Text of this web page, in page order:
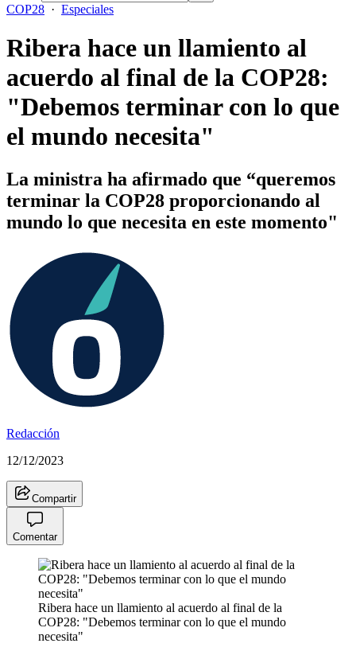
COP28 · Especiales
Ribera hace un llamiento al
acuerdo al final de la COP28:
"Debemos terminar con lo que
el mundo necesita"
La ministra ha afirmado que “queremos
terminar la COP28 proporcionando al
mundo lo que necesita en este momento"
Redacción
12/12/2023
Compartir
Comentar
Ribera hace un llamiento al acuerdo al final de la
COP28: "Debemos terminar con lo que el mundo
necesita"